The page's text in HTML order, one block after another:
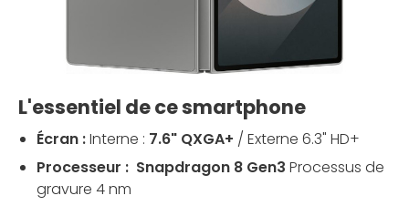
L'essentiel de ce smartphone
Écran :Interne : 7.6" QXGA+ / Externe 6.3" HD+
Processeur : Snapdragon 8 Gen3 Processus de
gravure 4 nm